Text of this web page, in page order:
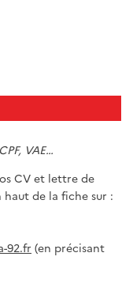
CPF, VAE…
CV et lettre de
de la fiche sur :
92.fr (en précisant